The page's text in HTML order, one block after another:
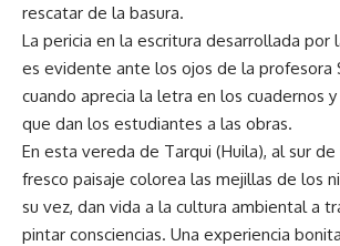
rescatar de la basura.
La pericia en la escritura desarrollada por
es evidente ante los ojos de la profesora
cuando aprecia la letra en los cuadernos
que dan los estudiantes a las obras.
En esta vereda de Tarqui (Huila), al sur
fresco paisaje colorea las mejillas de los
su vez, dan vida a la cultura ambiental a
pintar consciencias. Una experiencia